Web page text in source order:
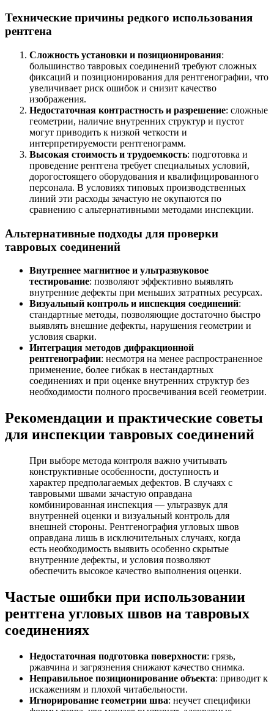
Технические причины редкого использования
рентгена
Сложность установки и позиционирования:
большинство тавровых соединений требуют сложных
фиксаций и позиционирования для рентгенографии, что
увеличивает риск ошибок и снизит качество
изображения.
Недостаточная контрастность и разрешение: сложные
геометрии, наличие внутренних структур и пустот
могут приводить к низкой четкости и
интерпретируемости рентгенограмм.
Высокая стоимость и трудоемкость: подготовка и
проведение рентгена требует специальных условий,
дорогостоящего оборудования и квалифицированного
персонала. В условиях типовых производственных
линий эти расходы зачастую не окупаются по
сравнению с альтернативными методами инспекции.
Альтернативные подходы для проверки
тавровых соединений
Внутреннее магнитное и ультразвуковое
тестирование: позволяют эффективно выявлять
внутренние дефекты при меньших затратных ресурсах.
Визуальный контроль и инспекция соединений:
стандартные методы, позволяющие достаточно быстро
выявлять внешние дефекты, нарушения геометрии и
условия сварки.
Интеграция методов дифракционной
рентгенографии: несмотря на менее распространенное
применение, более гибкак в нестандартных
соединениях и при оценке внутренних структур без
необходимости полного просвечивания всей геометрии.
Рекомендации и практические советы
для инспекции тавровых соединений
При выборе метода контроля важно учитывать
конструктивные особенности, доступность и
характер предполагаемых дефектов. В случаях с
тавровыми швами зачастую оправдана
комбинированная инспекция — ультразвук для
внутренней оценки и визуальный контроль для
внешней стороны. Рентгенография угловых швов
оправдана лишь в исключительных случаях, когда
есть необходимость выявить особенно скрытые
внутренние дефекты, и условия позволяют
обеспечить высокое качество выполнения оценки.
Частые ошибки при использовании
рентгена угловых швов на тавровых
соединениях
Недостаточная подготовка поверхности: грязь,
ржавчина и загрязнения снижают качество снимка.
Неправильное позиционирование объекта: приводит к
искажениям и плохой читабельности.
Игнорирование геометрии шва: неучет специфики